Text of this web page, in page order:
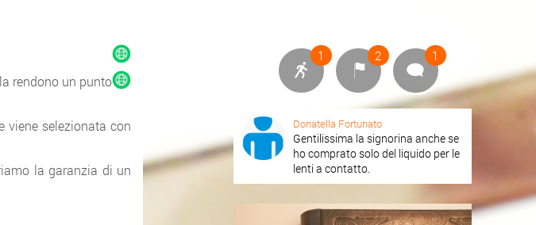
rendono un punto
viene selezionata con
la garanzia di un
1 2 1
Donatella Fortunato
Gentilissima la signorina anche se
ho comprato solo del liquido per le
lenti a contatto.